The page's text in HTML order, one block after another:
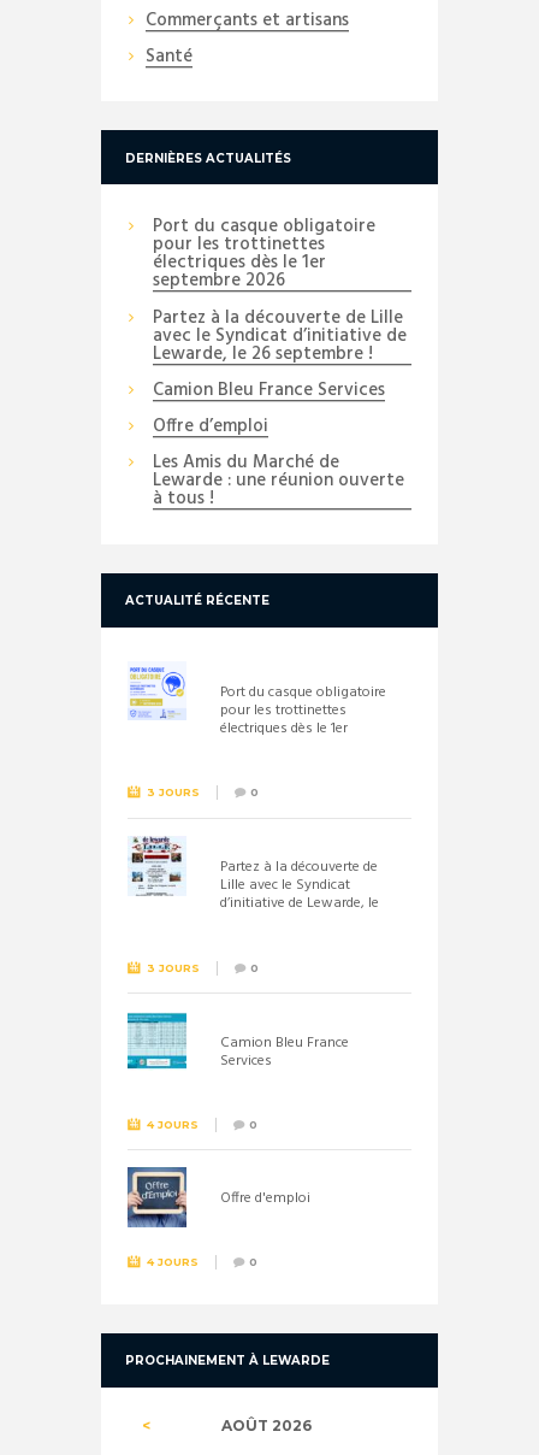
Commerçants et artisans
Santé
DERNIÈRES ACTUALITÉS
Port du casque obligatoire
pour les trottinettes
électriques dès le 1er
septembre 2026
Partez à la découverte de Lille
avec le Syndicat d’initiative de
Lewarde, le 26 septembre !
Camion Bleu France Services
Offre d’emploi
Les Amis du Marché de
Lewarde : une réunion ouverte
à tous !
ACTUALITÉ RÉCENTE
Port du casque obligatoire
pour les trottinettes
électriques dès le 1er
3 JOURS 0
Partez à la découverte de
Lille avec le Syndicat
d’initiative de Lewarde, le
3 JOURS 0
Camion Bleu France
Services
4 JOURS 0
Offre d'emploi
4 JOURS 0
PROCHAINEMENT À LEWARDE
AOÛT 2026